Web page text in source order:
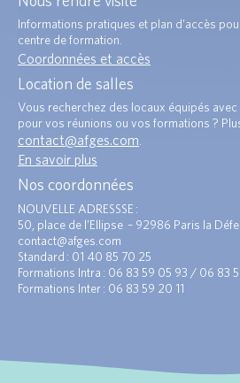
Informations pratiques et plan d’accès
centre de formation.
Coordonnées et accès
Location de salles
Vous recherchez des locaux équipés
pour vos réunions ou vos formations ?
contact@afges.com
En savoir plus
Nos coordonnées
NOUVELLE ADRESSSE :
50, place de l’Ellipse – 92986 Paris la
contact@afges.com
Standard : 01 40 85 70 25
Formations Intra : 06 83 59 05 93 / 06 83
Formations Inter : 06 83 59 20 11